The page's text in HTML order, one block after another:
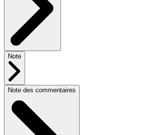
Note
Note des commentaires